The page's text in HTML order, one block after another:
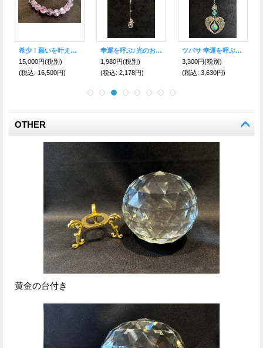
希少！願いを叶える虹の石 逆境を希望に変え幸福へと導く アメジストアイリスクオーツ ブレスレット9mm
15,000円(税別)
(税込: 16,500円)
幸運を呼ぶ♪光のおまじない サン・キャッチャー★ミニ フラワー
1,980円(税別)
(税込: 2,178円)
ツバサ 幸運を呼ぶ♪光のおまじないサン・キャッチャー
3,300円(税別)
(税込: 3,630円)
OTHER
黄金の台付き